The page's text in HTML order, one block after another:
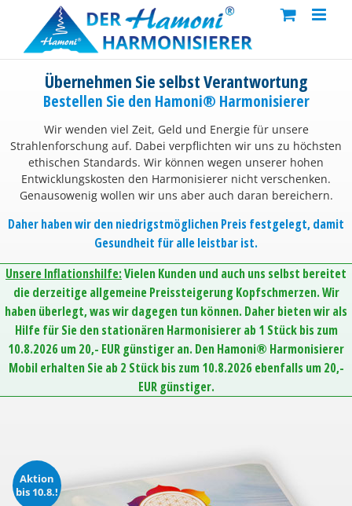
content
Übernehmen Sie selbst Verantwortung
Bestellen Sie den Hamoni® Harmonisierer
Wir wenden viel Zeit, Geld und Energie für unsere
Strahlenforschung auf. Dabei verpflichten wir uns zu höchsten
ethischen Standards. Wir können wegen unserer hohen
Entwicklungskosten den Harmonisierer nicht verschenken.
Genausowenig wollen wir uns aber auch daran bereichern.
Daher haben wir den niedrigstmöglichen Preis festgelegt, damit
Gesundheit für alle leistbar ist.
Unsere Inflationshilfe:Vielen Kunden und auch uns selbst bereitet
die derzeitige allgemeine Preissteigerung Kopfschmerzen. Wir
haben überlegt, was wir dagegen tun können. Daher bieten wir als
Hilfe für Sie den stationären Harmonisierer ab 1 Stück bis zum
10.8.2026 um 20,- EUR günstiger an. Den Hamoni® Harmonisierer
Mobil erhalten Sie ab 2 Stück bis zum 10.8.2026 ebenfalls um 20,-
EUR günstiger.
Aktion
bis 10.8.!